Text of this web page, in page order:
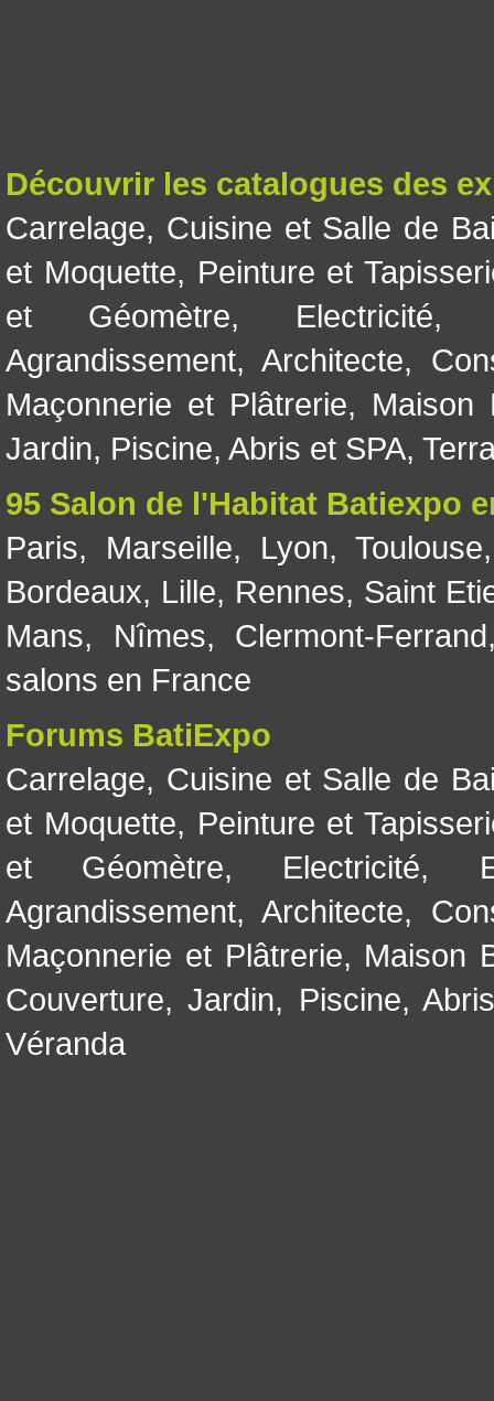
Découvrir les catalogues des
Carrelage, Cuisine et Salle de
et Moquette, Peinture et
et Géomètre, Electricité
Agrandissement, Architecte,
Maçonnerie et Plâtrerie, Maison
Jardin, Piscine, Abris et SPA,
95 Salon de l'Habitat Batiexpo
Paris, Marseille, Lyon, Toulouse
Bordeaux, Lille, Rennes, Saint
Mans, Nîmes, Clermont-Ferrand
salons en France
Forums BatiExpo
Carrelage, Cuisine et Salle de
et Moquette, Peinture et
et Géomètre, Electricité,
Agrandissement, Architecte,
Maçonnerie et Plâtrerie, Maison
Couverture,Jardin, Piscine,
Véranda